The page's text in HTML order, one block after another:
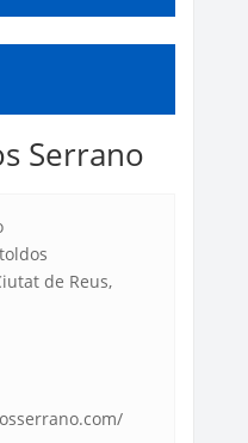
Serrano
de Reus,